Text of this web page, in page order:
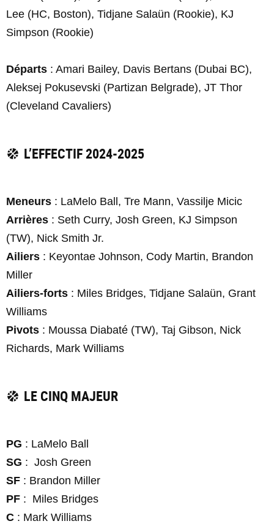
Lee (HC, Boston), Tidjane Salaün (Rookie), KJ
Simpson (Rookie)
Départs : Amari Bailey, Davis Bertans (Dubai BC),
Aleksej Pokusevski (Partizan Belgrade), JT Thor
(Cleveland Cavaliers)
L’EFFECTIF 2024-2025
Meneurs : LaMelo Ball, Tre Mann, Vassilje Micic
Arrières : Seth Curry, Josh Green, KJ Simpson
(TW), Nick Smith Jr.
Ailiers : Keyontae Johnson, Cody Martin, Brandon
Miller
Ailiers-forts : Miles Bridges, Tidjane Salaün, Grant
Williams
Pivots : Moussa Diabaté (TW), Taj Gibson, Nick
Richards, Mark Williams
LE CINQ MAJEUR
PG : LaMelo Ball
SG : Josh Green
SF : Brandon Miller
PF : Miles Bridges
C : Mark Williams